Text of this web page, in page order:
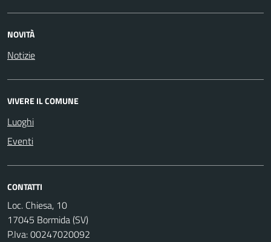
NOVITÀ
Notizie
VIVERE IL COMUNE
Luoghi
Eventi
CONTATTI
Loc. Chiesa, 10
17045 Bormida (SV)
P.Iva: 00247020092